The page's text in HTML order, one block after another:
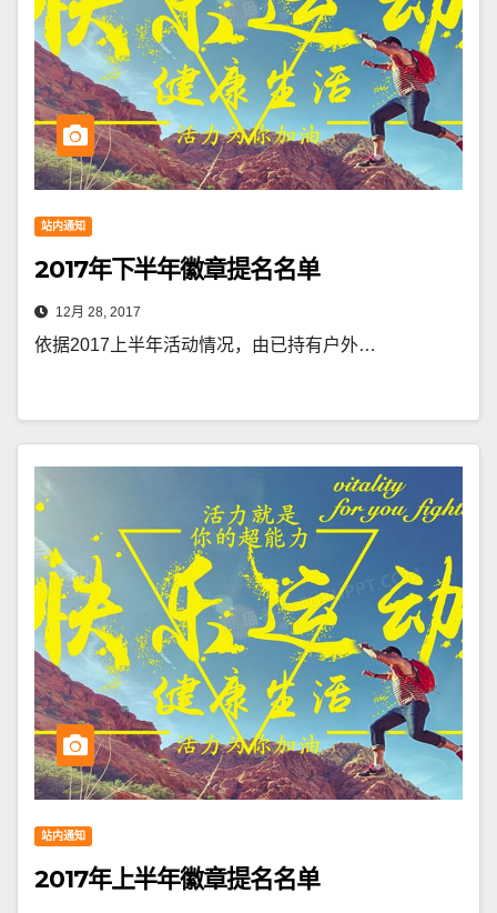
站内通知
2017年下半年徽章提名名单
12月 28, 2017
依据2017上半年活动情况，由已持有户外…
站内通知
2017年上半年徽章提名名单